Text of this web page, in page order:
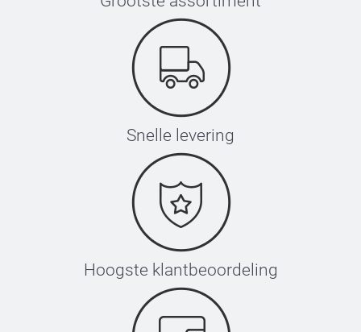
Snelle levering
Hoogste klantbeoordeling